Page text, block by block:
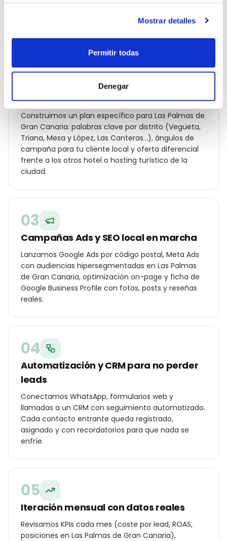
Mostrar detalles
Permitir todas
Denegar
Vegueta. Te entregamos un diagnóstico con lo que
Estrategia geolocalizada por barrio
Construimos un plan específico para Las Palmas de
Gran Canaria: palabras clave por distrito (Vegueta,
Triana, Mesa y López, Las Canteras…), ángulos de
campaña para tu cliente local y oferta diferencial
frente a los otros hotel o hosting turístico de la
ciudad.
03
Campañas Ads y SEO local en marcha
Lanzamos Google Ads por código postal, Meta Ads
con audiencias hipersegmentadas en Las Palmas
de Gran Canaria, optimización on-page y ficha de
Google Business Profile con fotos, posts y reseñas
reales.
04
Automatización y CRM para no perder
leads
Conectamos WhatsApp, formularios web y
llamadas a un CRM con seguimiento automatizado.
Cada contacto entrante queda registrado,
asignado y con recordatorios para que nada se
enfríe.
05
Iteración mensual con datos reales
Revisamos KPIs cada mes (coste por lead, ROAS,
posiciones en Las Palmas de Gran Canaria),